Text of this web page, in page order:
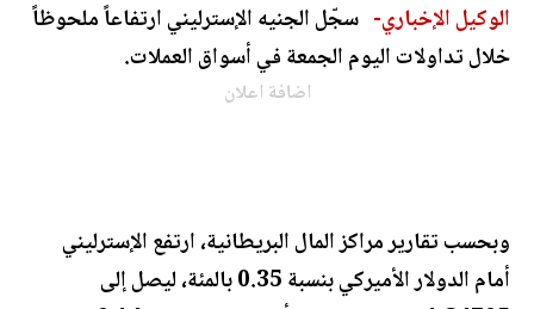
الوكيل الإخباري- سجّل الجنيه الإسترليني ارتفاعاً ملحوظاً
خلال تداولات اليوم الجمعة في أسواق العملات.
اضافة اعلان
وبحسب تقارير مراكز المال البريطانية، ارتفع الإسترليني
أمام الدولار الأميركي بنسبة 0.35 بالمئة، ليصل إلى